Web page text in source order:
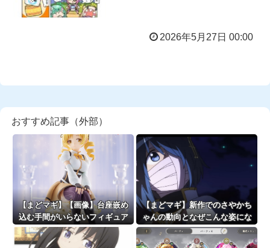
2026年5月27日 00:00
おすすめ記事（外部）
【まどマギ】【画像】台座嵌め
込む手間がいらないフィギュア
っていいなと思うこの頃
【まどマギ】新作でのさやかち
ゃんの動向となぜこんな姿にな
っているのかが気になる